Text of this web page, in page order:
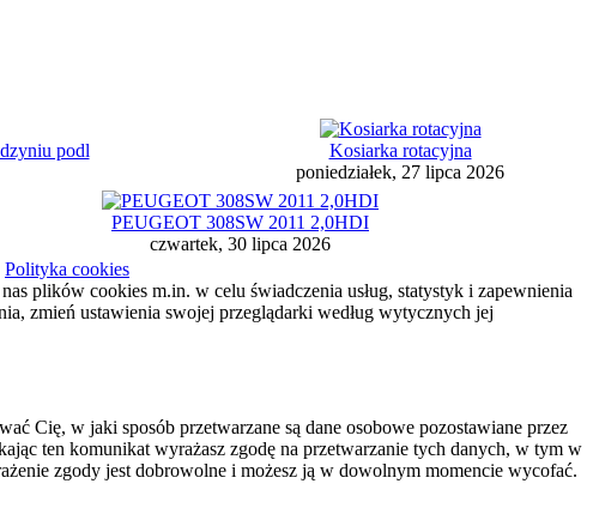
podl
Kosiarka rotacyjna
poniedziałek, 27 lipca 2026
PEUGEOT 308SW 2011 2,0HDI
czwartek, 30 lipca 2026
Polityka cookies
plików cookies m.in. w celu świadczenia usług, statystyk i zapewnienia
zmień ustawienia swojej przeglądarki według wytycznych jej
Cię, w jaki sposób przetwarzane są dane osobowe pozostawiane przez
ten komunikat wyrażasz zgodę na przetwarzanie tych danych, w tym w
zgody jest dobrowolne i możesz ją w dowolnym momencie wycofać.